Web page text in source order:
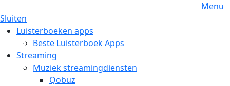
Menu
Sluiten
Luisterboeken apps
Beste Luisterboek Apps
Streaming
Muziek streamingdiensten
Qobuz